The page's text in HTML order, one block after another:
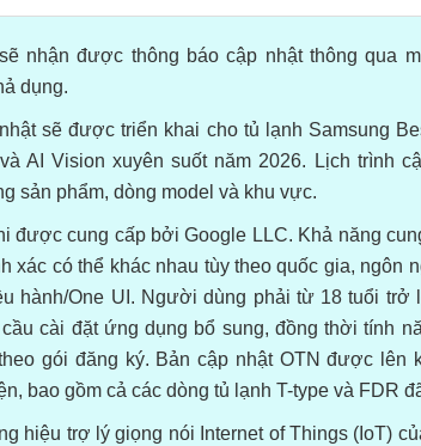
nhận được thông báo cập nhật thông qua
dụng.
sẽ được triển khai cho tủ lạnh Samsung
AI Vision xuyên suốt năm 2026. Lịch trình
sản phẩm, dòng model và khu vực.
được cung cấp bởi Google LLC. Khả năng
xác có thể khác nhau tùy theo quốc gia, ngôn
hành/One UI. Người dùng phải từ 18 tuổi trở
cài đặt ứng dụng bổ sung, đồng thời tính
gói đăng ký. Bản cập nhật OTN được lên
bao gồm cả các dòng tủ lạnh T-type và FDR
hiệu trợ lý giọng nói Internet of Things (IoT)